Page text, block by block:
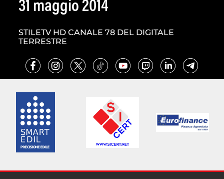
31 maggio 2014
STILETV HD CANALE 78 DEL DIGITALE
TERRESTRE